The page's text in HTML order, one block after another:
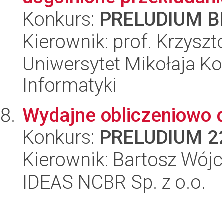
Konkurs: PRELUDIUM
Kierownik: prof.
Uniwersytet Mikołaja
Informatyki
Wydajne obliczeniowo
Konkurs: PRELUDIUM
Kierownik: Bartosz
IDEAS NCBR Sp. z o.o.